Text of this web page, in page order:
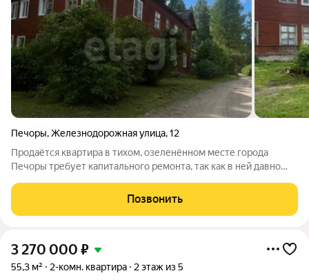
Печоры,Железнодорожная улица,12
Продаётся квартира в тихом, озеленённом месте города
Печоры требует капитального ремонта, так как в ней давно
дома, что делает её отличным вариантом для пожилых людей.
Отопление печное, в
Позвонить
3 270 000 ₽
55,3 м² 2-комн. квартира 2 этаж из 5